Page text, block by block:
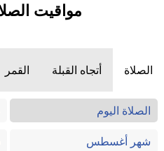
مواقيت
الصلاة أتجاه القبلة القمر
الصلاة اليوم
شهر أغسطس